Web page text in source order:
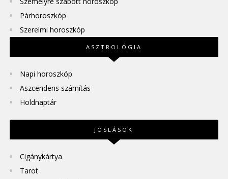
Párhoroszkóp
Szerelmi horoszkóp
ASZTROLÓGIA
Napi horoszkóp
Aszcendens számítás
Holdnaptár
JÓSLÁSOK
Cigánykártya
Tarot